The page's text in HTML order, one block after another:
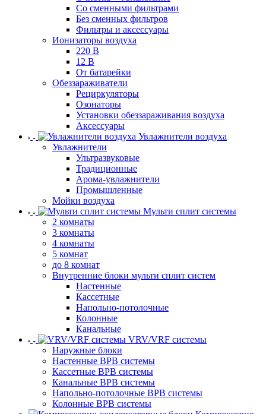
Cо сменными фильтрами
Без сменных фильтров
Фильтры и аксессуары
Ионизаторы воздуха
220 В
12 В
От батарейки
Обеззараживатели
Рециркуляторы
Озонаторы
Установки обеззараживания воздуха
Аксессуары
Увлажнители воздуха
Увлажнители
Ультразвуковые
Традиционные
Арома-увлажнители
Промышленные
Мойки воздуха
Мульти сплит системы
2 комнаты
3 комнаты
4 комнаты
5 комнат
до 8 комнат
Внутренние блоки мульти сплит систем
Настенные
Кассетные
Напольно-потолочные
Колонные
Канальные
VRV/VRF системы
Наружные блоки
Настенные ВРВ системы
Кассетные ВРВ системы
Канальные ВРВ системы
Напольно-потолочные ВРВ системы
Колонные ВРВ системы